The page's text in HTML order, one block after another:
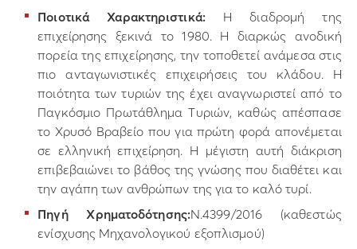
Ποιοτικά Χαρακτηριστικά:Η διαδρομή της
επιχείρησης ξεκινά το 1980. Η διαρκώς ανοδική
πορεία της επιχείρησης, την τοποθετεί ανάμεσα στις
πιο ανταγωνιστικές επιχειρήσεις του κλάδου. Η
ποιότητα των τυριών της έχει αναγνωριστεί από το
Παγκόσμιο Πρωτάθλημα Τυριών, καθώς απέσπασε
το Χρυσό Βραβείο που για πρώτη φορά απονέμεται
σε ελληνική επιχείρηση. Η μέγιστη αυτή διάκριση
επιβεβαιώνει το βάθος της γνώσης που διαθέτει και
την αγάπη των ανθρώπων της για το καλό τυρί.
Πηγή Χρηματοδότησης:Ν.4399/2016 (καθεστώς
ενίσχυσης Μηχανολογικού εξοπλισμού)